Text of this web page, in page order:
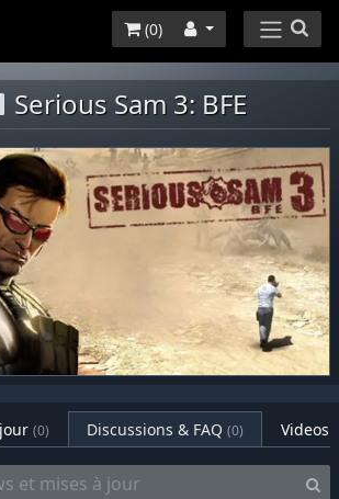
(0)
Serious Sam 3: BFE
(0) Discussions & FAQ (0) Videos